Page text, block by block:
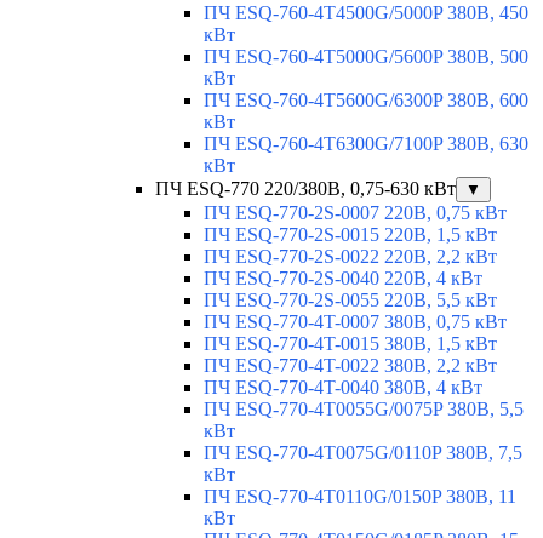
ПЧ ESQ-760-4T4500G/5000P 380В, 450
кВт
ПЧ ESQ-760-4T5000G/5600P 380В, 500
кВт
ПЧ ESQ-760-4T5600G/6300P 380В, 600
кВт
ПЧ ESQ-760-4T6300G/7100P 380В, 630
кВт
ПЧ ESQ-770 220/380В, 0,75-630 кВт
▼
ПЧ ESQ-770-2S-0007 220В, 0,75 кВт
ПЧ ESQ-770-2S-0015 220В, 1,5 кВт
ПЧ ESQ-770-2S-0022 220В, 2,2 кВт
ПЧ ESQ-770-2S-0040 220В, 4 кВт
ПЧ ESQ-770-2S-0055 220В, 5,5 кВт
ПЧ ESQ-770-4T-0007 380В, 0,75 кВт
ПЧ ESQ-770-4T-0015 380В, 1,5 кВт
ПЧ ESQ-770-4T-0022 380В, 2,2 кВт
ПЧ ESQ-770-4T-0040 380В, 4 кВт
ПЧ ESQ-770-4T0055G/0075P 380В, 5,5
кВт
ПЧ ESQ-770-4T0075G/0110P 380В, 7,5
кВт
ПЧ ESQ-770-4T0110G/0150P 380В, 11
кВт